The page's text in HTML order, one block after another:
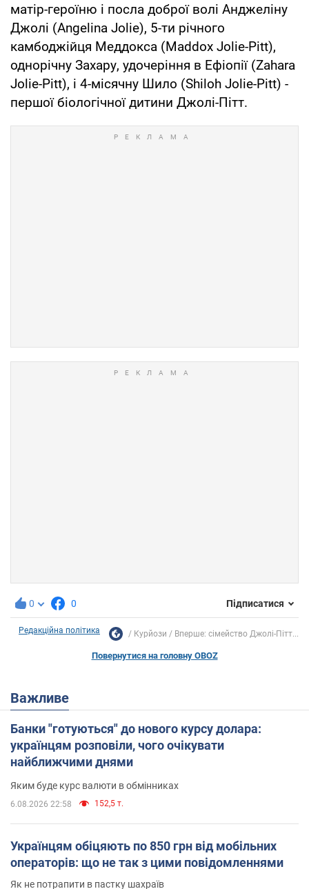
матір-героїню і посла доброї волі Анджеліну
Джолі (Angelina Jolie), 5-ти річного
камбоджійця Меддокса (Maddox Jolie-Pitt),
однорічну Захару, удочеріння в Ефіопії (Zahara
Jolie-Pitt), і 4-місячну Шило (Shiloh Jolie-Pitt) -
першої біологічної дитини Джолі-Пітт.
0 0 Підписатися
Редакційна політика Курйози Вперше: сімейство Джолі-Пітт...
Повернутися на головну OBOZ
Важливе
Банки "готуються" до нового курсу долара:
українцям розповіли, чого очікувати
найближчими днями
Яким буде курс валюти в обмінниках
6.08.2026 22:58 152,5 т.
Українцям обіцяють по 850 грн від мобільних
операторів: що не так з цими повідомленнями
Як не потрапити в пастку шахраїв